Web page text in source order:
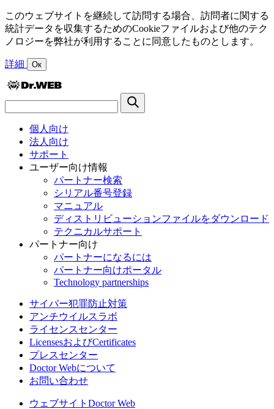
このウェブサイトを継続して訪問する場合、訪問者に関する
統計データを収集するためのCookieファイルおよび他のテク
ノロジーを弊社が利用することに同意したものとします。
詳細 Ок
個人向け
法人向け
サポート
ユーザー向け情報
パートナー検索
シリアル番号登録
マニュアル
ディストリビューションファイルをダウンロード
テクニカルサポート
パートナー向け
パートナーになるには
パートナー向けポータル
Technology partnerships
サイバー犯罪防止対策
アンチウイルスラボ
ライセンスセンター
LicensesおよびCertificates
プレスセンター
Doctor Webについて
お問い合わせ
ウェブサイトDoctor Web